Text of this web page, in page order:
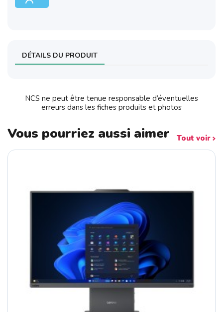
DÉTAILS DU PRODUIT
NCS ne peut être tenue responsable d’éventuelles
erreurs dans les fiches produits et photos
Vous pourriez aussi aimer Tout voir